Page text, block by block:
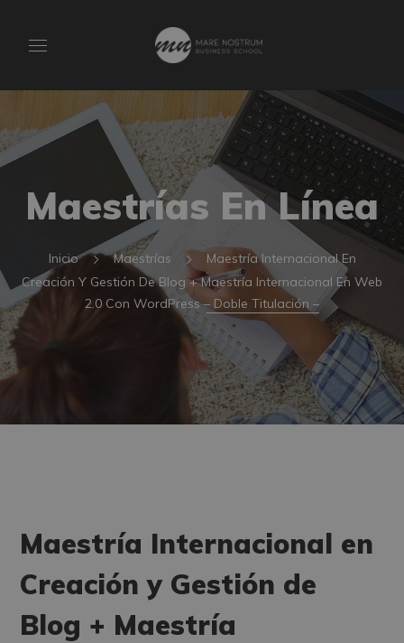
Maestrías En Línea
Inicio Maestrías
Maestría Internacional En
Creación Y Gestión De Blog + Maestría Internacional En Web
2.0 Con WordPress – Doble Titulación –
Maestría Internacional en
Creación y Gestión de
Blog + Maestría